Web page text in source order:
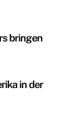
bringen
in der